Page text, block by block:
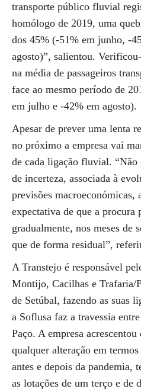
transporte público fluvial
homólogo de 2019, uma
dos 45% (-51% em junho, -
agosto)”, salientou.
na média de passageiros
face ao mesmo período de
em julho e -42% em agosto).
Apesar de prever uma lenta
no próximo a empresa vai
de cada ligação fluvial. “Não
de incerteza, associada à
previsões macroeconómicas,
expectativa de que a procura
gradualmente, nos meses de
que de forma residual”,
A Transtejo é responsável
Montijo, Cacilhas e Trafaria/
de Setúbal, fazendo as suas
a Soflusa faz a travessia
Paço. A empresa
qualquer alteração em
antes e depois da pandemia,
as lotações de um terço e de